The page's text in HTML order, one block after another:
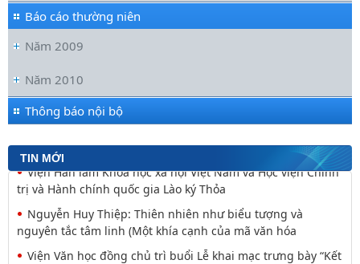
Báo cáo thường niên
Năm 2009
Năm 2010
Thông báo nội bộ
TIN MỚI
Đoàn cán bộ Viện Văn học tham gia Hội nghị tập huấn
Hội nghị tập huấn chuyên môn, nghiệp vụ năm 2026 của
Viện Hàn lâm Khoa học xã hội Việt Nam
Chiến lược Toàn diện tăng cường Việt Nam
Viện Hàn lâm Khoa học xã hội Việt Nam và Học viện Chính
trị và Hành chính quốc gia Lào ký Thỏa
Nguyễn Huy Thiệp: Thiên nhiên như biểu tượng và
nguyên tắc tâm linh (Một khía cạnh của mã văn hóa
Viện Văn học đồng chủ trì buổi Lễ khai mạc trưng bày “Kết